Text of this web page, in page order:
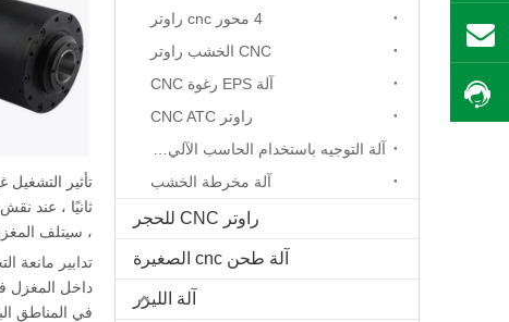
ثانيًا ، عند
، سيتلف
تدابير مانعة
داخل المغزل
في المناطق
4 محور cnc راوتر
CNC الخشب راوتر
آلة EPS رغوة CNC
راوتر CNC ATC
آلة مخرطة الخشب
راوتر CNC للحجر
آلة طحن cnc الصغيرة
آلة الليزر